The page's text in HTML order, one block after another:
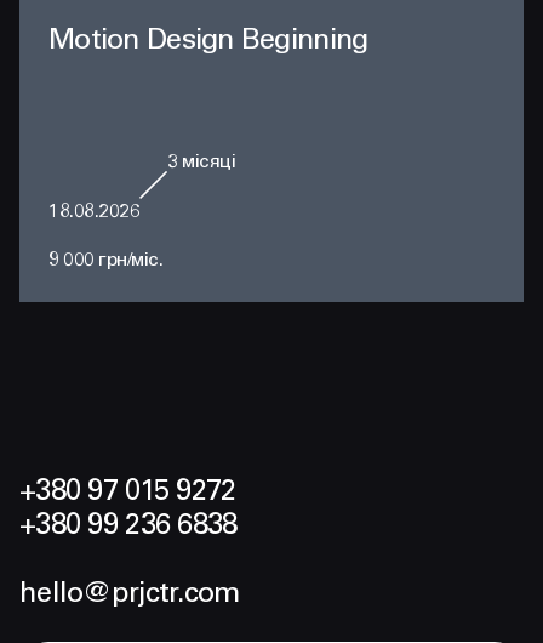
Motion Design Beginning
18.08.2026
3 місяці
9 000 грн/міс.
+380 97 015 9272
+380 99 236 6838
hello@prjctr.com